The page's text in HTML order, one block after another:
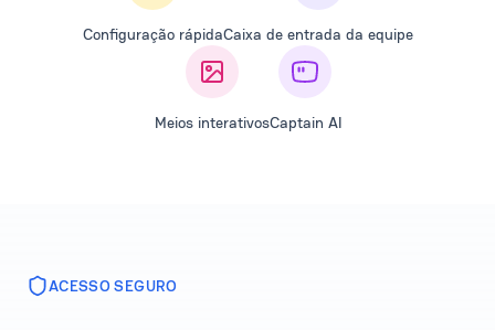
Configuração rápidaCaixa de entrada da equipe
Meios interativosCaptain AI
ACESSO SEGURO